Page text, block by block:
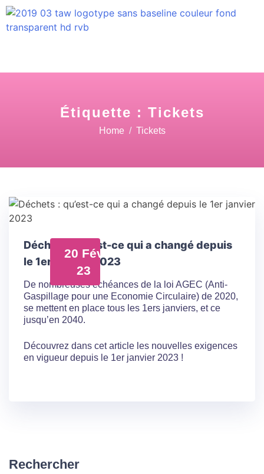
Étiquette : Tickets
Home Tickets
20 Fév
23
Déchets : qu’est-ce qui a changé depuis
le 1er janvier 2023
De nombreuses échéances de la loi AGEC (Anti-
Gaspillage pour une Economie Circulaire) de 2020,
se mettent en place tous les 1ers janviers, et ce
jusqu’en 2040.
Découvrez dans cet article les nouvelles exigences
en vigueur depuis le 1er janvier 2023 !
Rechercher